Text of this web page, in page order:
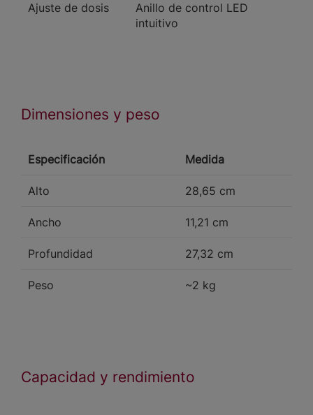
Ajuste de dosis
Anillo de control LED
intuitivo
Dimensiones y peso
Especificación Medida
Alto 28,65 cm
Ancho 11,21 cm
Profundidad 27,32 cm
Peso ~2 kg
Capacidad y rendimiento